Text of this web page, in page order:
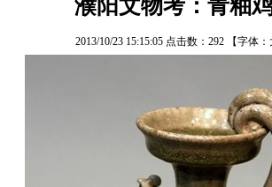
濮阳文物考：青釉
2013/10/23 15:15:05 点击数：292 【字体：